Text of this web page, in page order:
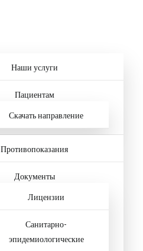
Наши услуги
Пациентам
Скачать направление
Противопоказания
Документы
Лицензии
Санитарно-
эпидемиологические